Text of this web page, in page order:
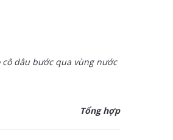
dâu bước qua vùng nước
Tổng hợp